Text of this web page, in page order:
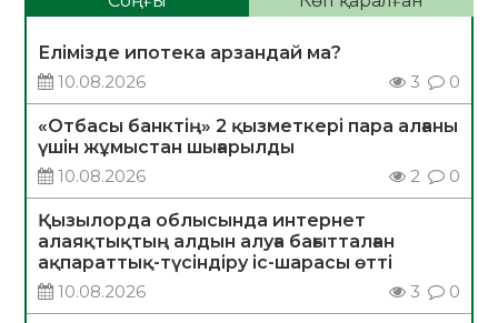
Елімізде ипотека арзандай ма?
10.08.2026
3 0
«Отбасы банктің» 2 қызметкері пара алғаны
үшін жұмыстан шығарылды
10.08.2026
2 0
Қызылорда облысында интернет
алаяқтықтың алдын алуға бағытталған
ақпараттық-түсіндіру іс-шарасы өтті
10.08.2026
3 0